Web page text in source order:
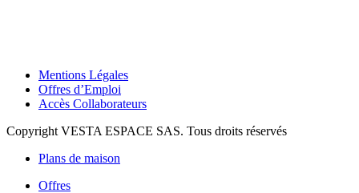
Mentions Légales
Offres d’Emploi
Accès Collaborateurs
Copyright VESTA ESPACE SAS. Tous droits réservés
Plans de maison
Offres